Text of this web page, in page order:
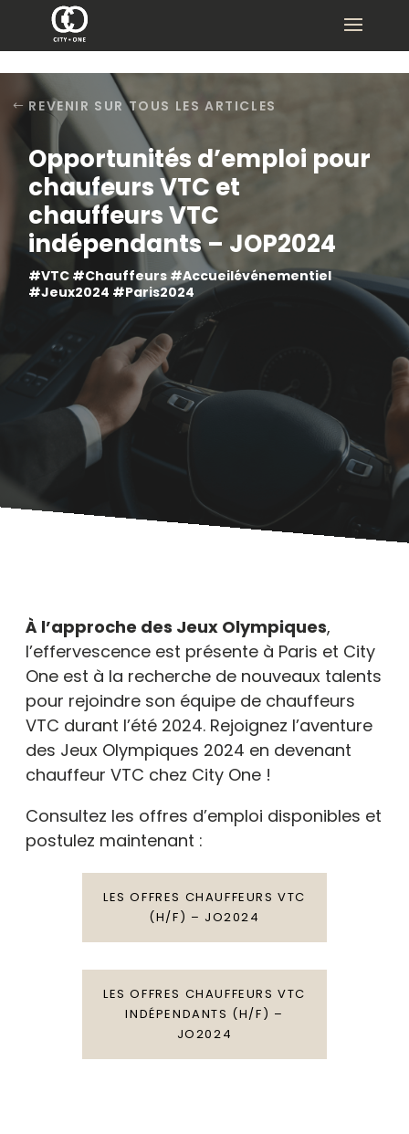
REVENIR SUR TOUS LES ARTICLES
Opportunités d’emploi pour
chaufeurs VTC et
chauffeurs VTC
indépendants – JOP2024
#VTC #Chauffeurs #Accueilévénementiel
#Jeux2024 #Paris2024
À l’approche des Jeux Olympiques,
l’effervescence est présente à Paris et City
One est à la recherche de nouveaux talents
pour rejoindre son équipe de chauffeurs
VTC durant l’été 2024. Rejoignez l’aventure
des Jeux Olympiques 2024 en devenant
chauffeur VTC chez City One !
Consultez les offres d’emploi disponibles et
postulez maintenant :
LES OFFRES CHAUFFEURS VTC
(H/F) – JO2024
LES OFFRES CHAUFFEURS VTC
INDÉPENDANTS (H/F) –
JO2024